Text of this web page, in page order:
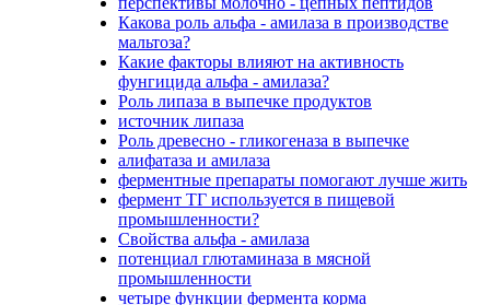
Какова роль альфа - амилаза в производстве
мальтоза?
Какие факторы влияют на активность
фунгицида альфа - амилаза?
Роль липаза в выпечке продуктов
источник липаза
Роль древесно - гликогеназа в выпечке
алифатаза и амилаза
ферментные препараты помогают лучше жить
фермент ТГ используется в пищевой
промышленности?
Свойства альфа - амилаза
потенциал глютаминаза в мясной
промышленности
четыре функции фермента корма